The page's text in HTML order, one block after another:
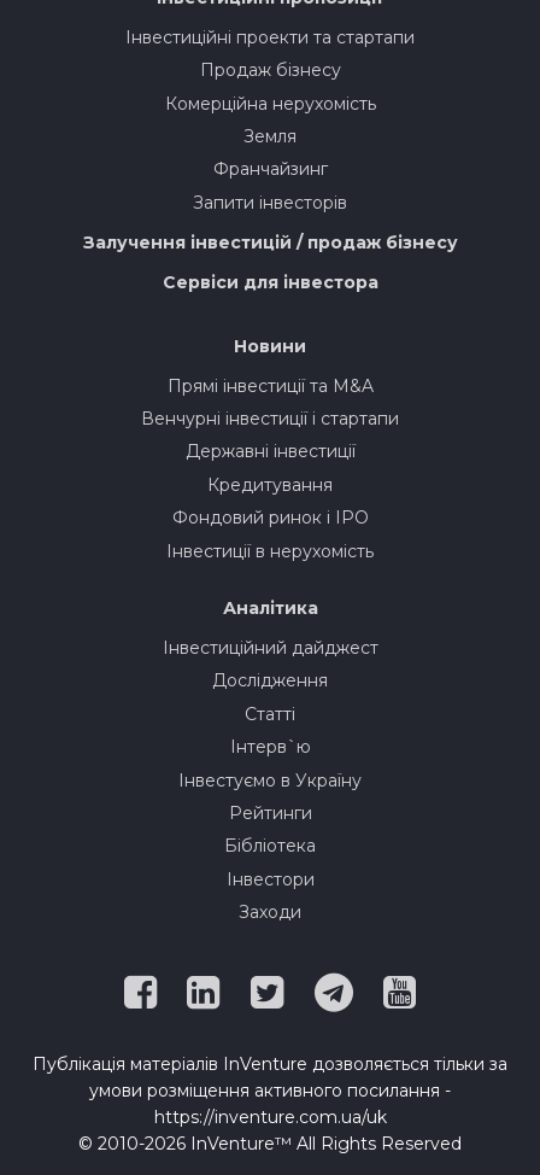
Інвестиційні проекти та стартапи
Продаж бізнесу
Комерційна нерухомість
Земля
Франчайзинг
Запити інвесторів
Залучення інвестицій / продаж бізнесу
Сервіси для інвестора
Новини
Прямі інвестиції та M&A
Венчурні інвестиції і стартапи
Державні інвестиції
Кредитування
Фондовий ринок і IPO
Інвестиції в нерухомість
Аналітика
Інвестиційний дайджест
Дослідження
Статті
Інтерв`ю
Інвестуємо в Україну
Рейтинги
Бібліотека
Інвестори
Заходи
Публікація матеріалів InVenture дозволяється тільки за
умови розміщення активного посилання -
https://inventure.com.ua/uk
© 2010-2026 InVenture™ All Rights Reserved